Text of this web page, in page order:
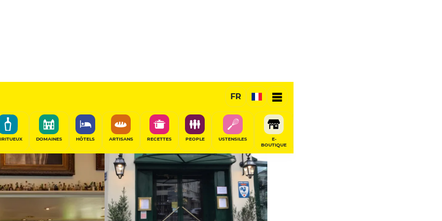
FR
DOMAINES HÔTELS ARTISANS RECETTES PEOPLE USTENSILES
E-
BOUTIQUE